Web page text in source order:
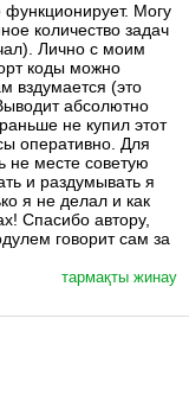
Могу
количество задач
Лично с моим
коды можно
вздумается (это
абсолютно
не купил этот
оперативно. Для
не месте советую
и раздумывать я
я не делал и как
Спасибо автору,
говорит сам за
тармақты жинау